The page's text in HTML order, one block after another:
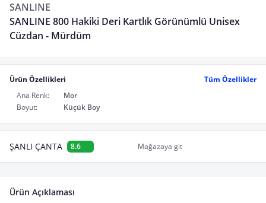
SANLINE
SANLINE 800 Hakiki Deri Kartlık Görünümlü Unisex
Cüzdan - Mürdüm
Ürün Özellikleri
Tüm Özellikler
Ana Renk:
Mor
Boyut:
Küçük Boy
ŞANLI ÇANTA 8.6 Mağazaya git
Ürün Açıklaması